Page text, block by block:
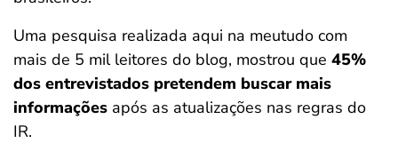
Uma pesquisa realizada aqui na meutudo com
mais de 5 mil leitores do blog, mostrou que 45%
dos entrevistados pretendem buscar mais
informações após as atualizações nas regras do
IR.